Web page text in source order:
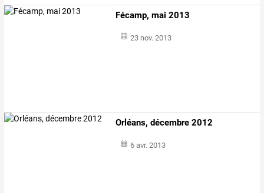
Fécamp, mai 2013
23 nov. 2013
Orléans, décembre 2012
6 avr. 2013